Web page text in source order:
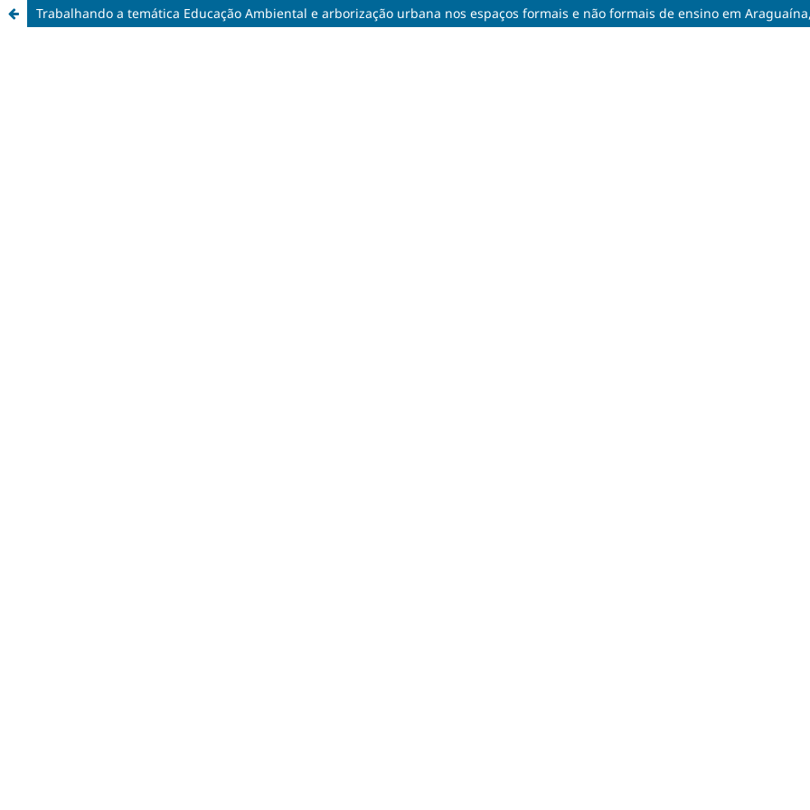
Trabalhando a temática Educação Ambiental e arborização urbana nos espaços formais e não formais de ensino em